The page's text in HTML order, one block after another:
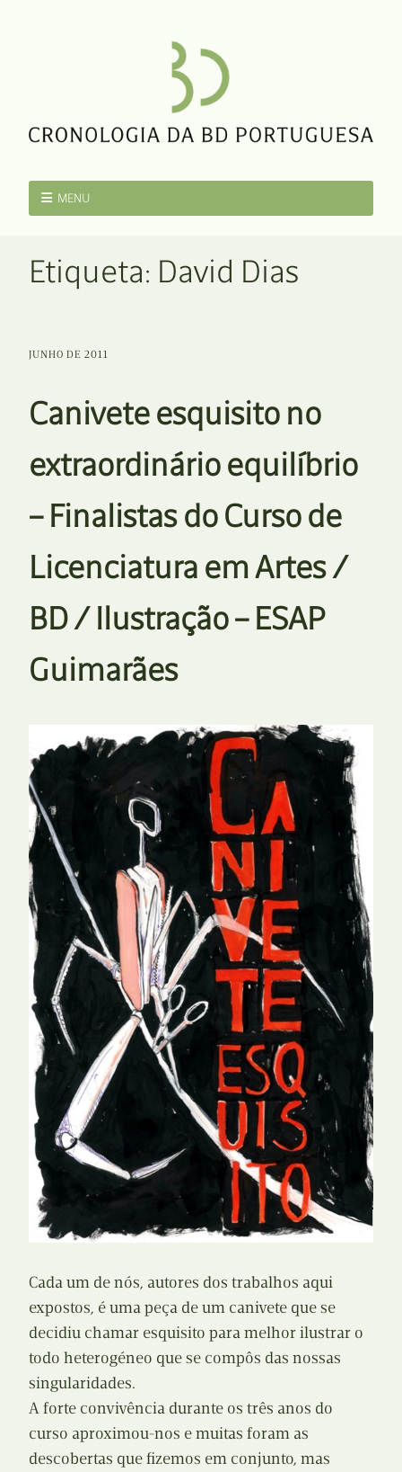
MENU
Etiqueta: David Dias
JUNHO DE 2011
Canivete esquisito no
extraordinário equilíbrio
– Finalistas do Curso de
Licenciatura em Artes /
BD / Ilustração – ESAP
Guimarães
Cada um de nós, autores dos trabalhos aqui
expostos, é uma peça de um canivete que se
decidiu chamar esquisito para melhor ilustrar o
todo heterogéneo que se compôs das nossas
singularidades.
A forte convivência durante os três anos do
curso aproximou-nos e muitas foram as
descobertas que fizemos em conjunto, mas